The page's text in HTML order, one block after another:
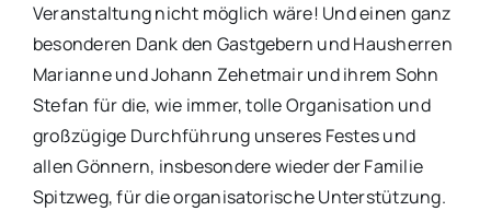
Veranstaltung nicht möglich wäre! Und einen ganz
besonderen Dank den Gastgebern und Hausherren
Marianne und Johann Zehetmair und ihrem Sohn
Stefan für die, wie immer, tolle Organisation und
großzügige Durchführung unseres Festes und
allen Gönnern, insbesondere wieder der Familie
Spitzweg, für die organisatorische Unterstützung.